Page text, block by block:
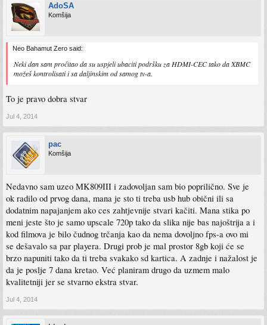
AdoSA
Komšija
Neo Bahamut Zero said:
Neki dan sam pročitao da su uspjeli ubaciti podršku za HDMI-CEC tako da XBMC
možeš kontrolisati i sa daljinskim od samog tv-a.
To je pravo dobra stvar
Jul 4, 2014
pac
Komšija
Nedavno sam uzeo MK809III i zadovoljan sam bio poprilično. Sve je
ok radilo od prvog dana, mana je sto ti treba usb hub obični ili sa
dodatnim napajanjem ako ces zahtjevnije stvari kačiti. Mana stika po
meni jeste što je samo upscale 720p tako da slika nije bas najoštrija a i
kod filmova je bilo čudnog trčanja kao da nema dovoljno fps-a ovo mi
se dešavalo sa par playera. Drugi prob je mal prostor 8gb koji će se
brzo napuniti tako da ti treba svakako sd kartica. A zadnje i nažalost je
da je poslje 7 dana kretao. Već planiram drugo da uzmem malo
kvalitetniji jer se stvarno ekstra stvar.
Jul 4, 2014